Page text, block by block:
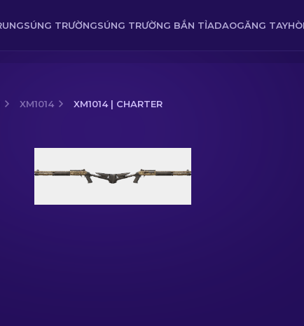
SÚNG TRƯỜNGSÚNG TRƯỜNG BẮN TỈADAOGĂNG TAY
XM1014 XM1014 | CHARTER